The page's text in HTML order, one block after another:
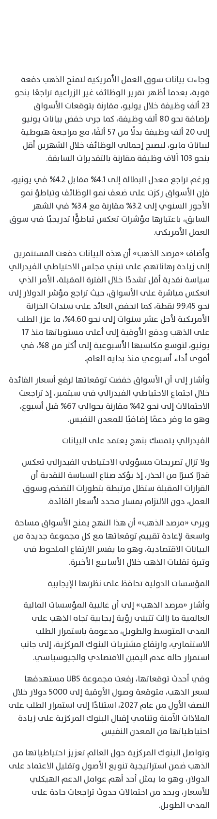
وجاءت بيانات سوق العمل الأمريكية لتمنح الذهب دفعة
قوية، بعدما أظهر تقرير الوظائف غير الزراعية تراجعًا بنحو
23 ألف وظيفة خلال يوليو، مقارنة بتوقعات الأسواق
بإضافة نحو 80 ألف وظيفة، كما جرى خفض بيانات يونيو
إلى 20 ألف وظيفة بدلًا من 57 ألفًا، مع مراجعة هبوطية
لبيانات مايو، ليصبح إجمالي الوظائف خلال الشهرين أقل
بنحو 103 آلاف وظيفة مقارنة بالتقديرات السابقة.
ورغم تراجع معدل البطالة إلى 4.1% مقابل 4.2% في يونيو،
فإن الأسواق ركزت على ضعف نمو الوظائف وتباطؤ نمو
الأجور السنوي إلى 3.2% مقارنة مع 3.4% في الشهر
السابق، باعتبارها مؤشرات تعكس تباطؤًا تدريجيًا في سوق
العمل الأمريكي.
وأضاف «مرصد الذهب» أن هذه البيانات دفعت المستثمرين
إلى زيادة رهاناتهم على تبني مجلس الاحتياطي الفيدرالي
سياسة نقدية أقل تشددًا خلال الفترة المقبلة، الأمر الذي
انعكس مباشرة على الأسواق، حيث تراجع مؤشر الدولار إلى
نحو 99.45 نقطة، كما انخفض العائد على سندات الخزانة
الأمريكية لأجل عشر سنوات إلى نحو 4.60%، ما عزز الطلب
على الذهب ودفع الأوقية إلى أعلى مستوياتها منذ 17
يونيو، لتوسع مكاسبها الأسبوعية إلى أكثر من 8%، في
أقوى أداء أسبوعي منذ بداية العام.
وأشار إلى أن الأسواق خفضت توقعاتها لرفع أسعار الفائدة
خلال اجتماع الاحتياطي الفيدرالي في سبتمبر، إذ تراجعت
الاحتمالات إلى نحو 42% مقارنة بحوالي 67% قبل أسبوع،
وهو ما وفر دعمًا إضافيًا للمعدن النفيس.
الفيدرالي يتمسك بنهج يعتمد على البيانات
ولا تزال تصريحات مسؤولي الاحتياطي الفيدرالي تعكس
قدرًا كبيرًا من الحذر، إذ يؤكد صناع السياسة النقدية أن
القرارات المقبلة ستظل مرتبطة بتطورات التضخم وسوق
العمل، دون الالتزام بمسار محدد لأسعار الفائدة.
ويرى «مرصد الذهب» أن هذا النهج يمنح الأسواق مساحة
واسعة لإعادة تقييم توقعاتها مع كل مجموعة جديدة من
البيانات الاقتصادية، وهو ما يفسر الارتفاع الملحوظ في
وتيرة تقلبات الذهب خلال الأسابيع الأخيرة.
المؤسسات الدولية تحافظ على نظرتها الإيجابية
وأشار «مرصد الذهب» إلى أن غالبية المؤسسات المالية
العالمية ما زالت تتبنى رؤية إيجابية تجاه الذهب على
المدى المتوسط والطويل، مدعومة باستمرار الطلب
الاستثماري، وارتفاع مشتريات البنوك المركزية، إلى جانب
استمرار حالة عدم اليقين الاقتصادي والجيوسياسي.
وفي أحدث توقعاتها، رفعت مجموعة UBS مستهدفها
لسعر الذهب، متوقعة وصول الأوقية إلى 5000 دولار خلال
النصف الأول من عام 2027، استنادًا إلى استمرار الطلب على
الملاذات الآمنة وتنامي إقبال البنوك المركزية على زيادة
احتياطياتها من المعدن النفيس.
وتواصل البنوك المركزية حول العالم تعزيز احتياطياتها من
الذهب ضمن استراتيجية تنويع الأصول وتقليل الاعتماد على
الدولار، وهو ما يمثل أحد أهم عوامل الدعم الهيكلي
للأسعار، ويحد من احتمالات حدوث تراجعات حادة على
المدى الطويل.